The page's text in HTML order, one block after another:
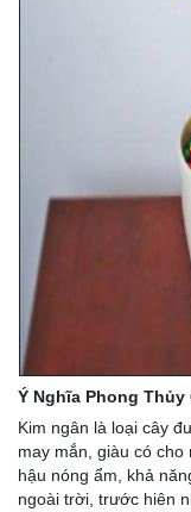
Ý Nghĩa Phong Thủy
Kim ngân là loại cây
may mắn, giàu có
hậu nóng ẩm, khả
ngoài trời, trước hiên